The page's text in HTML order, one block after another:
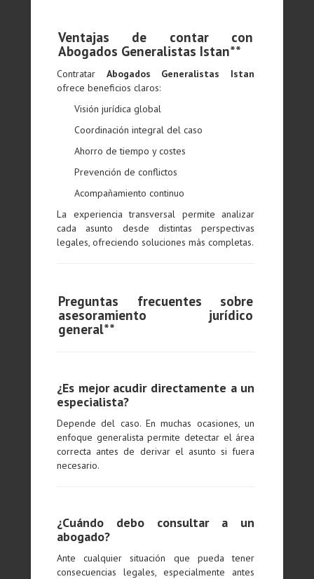
Ventajas de contar con
Abogados Generalistas Istan**
Contratar Abogados Generalistas Istan
ofrece beneficios claros:
Visión jurídica global
Coordinación integral del caso
Ahorro de tiempo y costes
Prevención de conflictos
Acompañamiento continuo
La experiencia transversal permite analizar
cada asunto desde distintas perspectivas
legales, ofreciendo soluciones más completas.
Preguntas frecuentes sobre
asesoramiento jurídico
general**
¿Es mejor acudir directamente a un
especialista?
Depende del caso. En muchas ocasiones, un
enfoque generalista permite detectar el área
correcta antes de derivar el asunto si fuera
necesario.
¿Cuándo debo consultar a un
abogado?
Ante cualquier situación que pueda tener
consecuencias legales, especialmente antes